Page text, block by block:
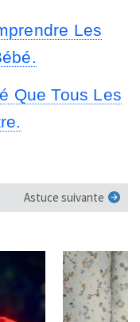
Les
Que Tous Les
Astuce suivante